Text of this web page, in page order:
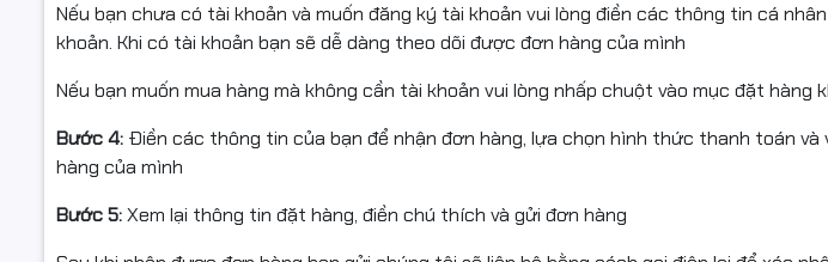
✅ Quay video khi mở hàng để làm bằng chứng nếu sản phẩm bị va đập, lỗi kỹ thuật hoặc
✅ Nếu sản phẩm không sử dụng được hoặc cần hỗ trợ kỹ thuật, vui lòng liên hệ trước khi
trợ.
✅ Sản phẩm hoàn trả cần nguyên hộp, tem còn nguyên, không trầy xước hoặc thiếu phụ
✅ Chỉ hỗ trợ đổi/hoàn hàng khi sản phẩm còn nguyên vẹn và có giá trị sử dụng.
Nếu bạn chưa có tài khoản và muốn đăng ký tài khoản vui lòng điền các thông tin cá
khoản. Khi có tài khoản bạn sẽ dễ dàng theo dõi được đơn hàng của mình
Nếu bạn muốn mua hàng mà không cần tài khoản vui lòng nhấp chuột vào mục đặt hàng
Bước 4: Điền các thông tin của bạn để nhận đơn hàng, lựa chọn hình thức thanh toán và
hàng của mình
Bước 5:Xem lại thông tin đặt hàng, điền chú thích và gửi đơn hàng